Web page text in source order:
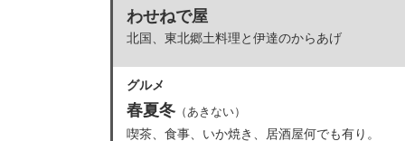
わせねで屋
北国、東北郷土料理と伊達のからあげ
グルメ
春夏冬 （あきない）
喫茶、食事、いか焼き、居酒屋何でも有り。